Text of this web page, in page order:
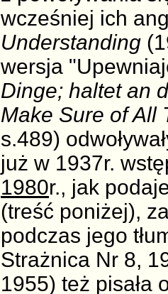
wcześniej ich
Understanding
wersja
Dinge; haltet an
Make Sure of All
s.489)
już w 1937r.
1980r., jak
(treść poniżej),
podczas jego
Strażnica Nr 8,
1955) też pisała